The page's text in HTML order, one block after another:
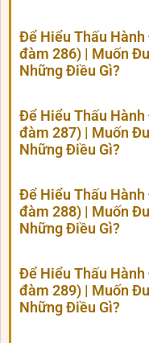
Để Hiểu Thấu
đàm 286) | Muốn
Những Điều Gì?
Để Hiểu Thấu
đàm 287) | Muốn
Những Điều Gì?
Để Hiểu Thấu
đàm 288) | Muốn
Những Điều Gì?
Để Hiểu Thấu
đàm 289) | Muốn
Những Điều Gì?